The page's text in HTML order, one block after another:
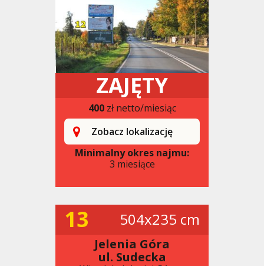
ZAJĘTY
400zł netto/miesiąc
Zobacz lokalizację
Minimalny okres najmu:
3 miesiące
13 504x235 cm
Jelenia Góra
ul. Sudecka